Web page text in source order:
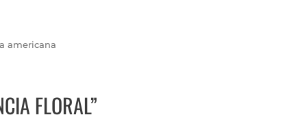
americana
FLORAL”